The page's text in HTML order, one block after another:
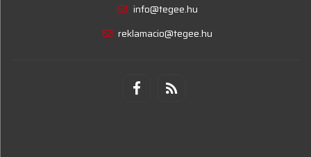
info@tegee.hu
reklamacio@tegee.hu